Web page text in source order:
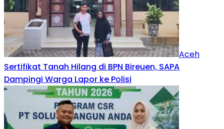
Aceh
Sertifikat Tanah Hilang di BPN Bireuen, SAPA
Dampingi Warga Lapor ke Polisi